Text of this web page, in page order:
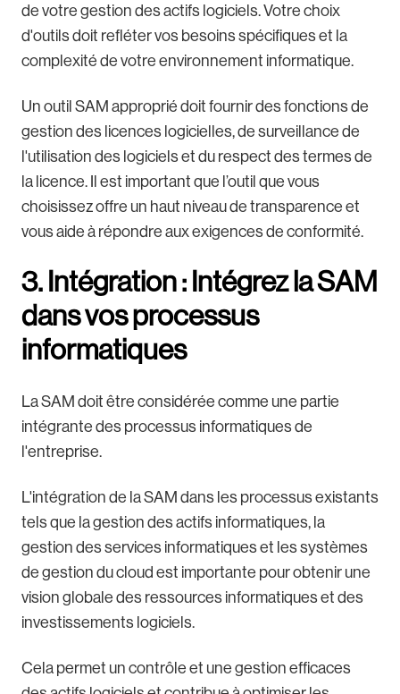
de votre gestion des actifs logiciels. Votre choix
d'outils doit refléter vos besoins spécifiques et la
complexité de votre environnement informatique.
Un outil SAM approprié doit fournir des fonctions de
gestion des licences logicielles, de surveillance de
l'utilisation des logiciels et du respect des termes de
la licence. Il est important que l’outil que vous
choisissez offre un haut niveau de transparence et
vous aide à répondre aux exigences de conformité.
3. Intégration : Intégrez la SAM
dans vos processus
informatiques
La SAM doit être considérée comme une partie
intégrante des processus informatiques de
l'entreprise.
L'intégration de la SAM dans les processus existants
tels que la gestion des actifs informatiques, la
gestion des services informatiques et les systèmes
de gestion du cloud est importante pour obtenir une
vision globale des ressources informatiques et des
investissements logiciels.
Cela permet un contrôle et une gestion efficaces